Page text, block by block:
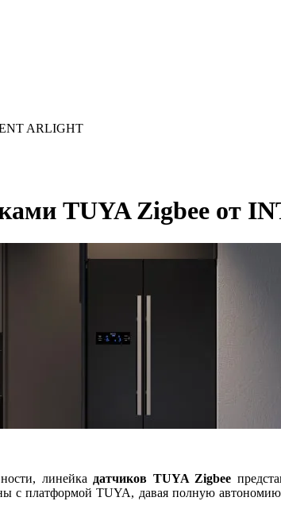
ARLIGHT
TUYA Zigbee от
линейка датчиков TUYA Zigbee
с платформой TUYA, давая полную